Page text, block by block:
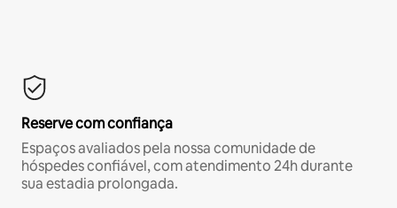
Reserve com confiança
Espaços avaliados pela nossa comunidade de
hóspedes confiável, com atendimento 24h durante
sua estadia prolongada.